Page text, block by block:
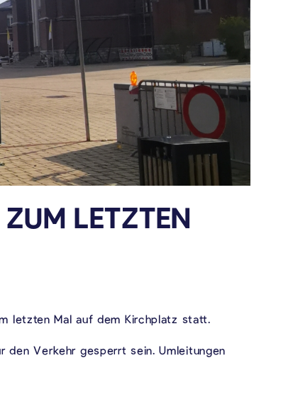
LETZTEN
letzten Mal auf dem Kirchplatz statt.
den Verkehr gesperrt sein. Umleitungen